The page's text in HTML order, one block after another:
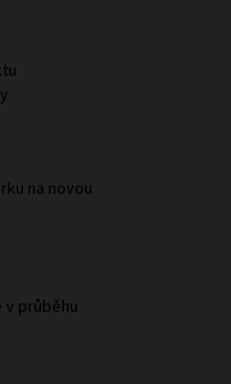
na novou
v průběhu